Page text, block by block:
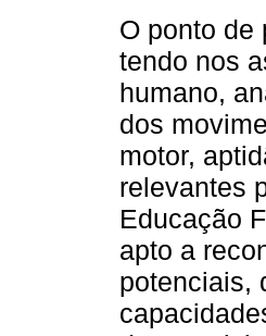
O ponto de
tendo nos
humano,
dos
motor,
relevantes
Educação
apto a
potenciais,